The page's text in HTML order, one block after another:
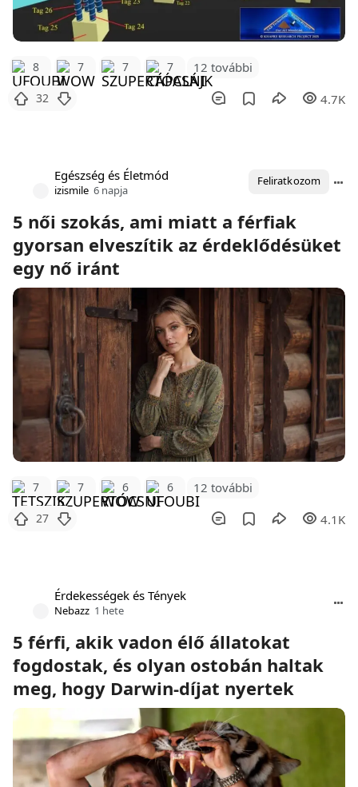
8 7 7 7 12 további
32 4.7K
Egészség és Életmód
izismile 6 napja
Feliratkozom
5 női szokás, ami miatt a férfiak
gyorsan elveszítik az érdeklődésüket
egy nő iránt
7 7 6 6 12 további
27 4.1K
Érdekességek és Tények
Nebazz 1 hete
5 férfi, akik vadon élő állatokat
fogdostak, és olyan ostobán haltak
meg, hogy Darwin-díjat nyertek